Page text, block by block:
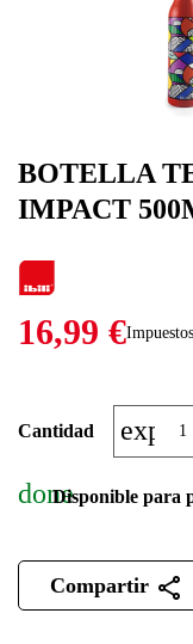
BOTELLA
IMPACT
16,99 €
Cantidad
doneDisponible para
Compartir